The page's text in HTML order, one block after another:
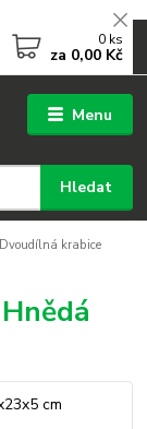
Menu
Hledat
0 ks
za 0,00 Kč
Dvoudílná krabice